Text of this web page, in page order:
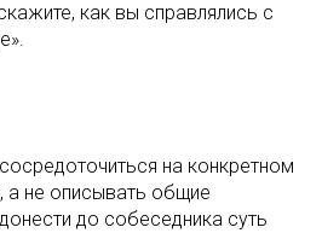
как вы справлялись с
на конкретном
а не описывать общие
до собеседника суть